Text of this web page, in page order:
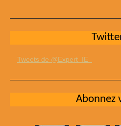
Tweets de @Expert_IE_
Abonnez